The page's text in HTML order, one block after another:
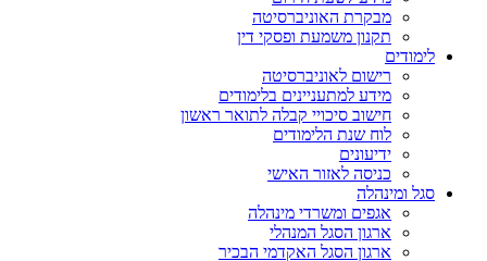
מבקרת האוניברסיטה
תקנון משמעת ופסקי דין
לימודים
רישום לאוניברסיטה
מידע למתעניינים בלימודים
חישוב סיכויי קבלה לתואר ראשון
לוח שנת הלימודים
ידיעונים
כניסה לאזור האישי
סגל ומינהלה
אגפים ומשרדי מינהלה
ארגון הסגל המנהלי
ארגון הסגל האקדמי הבכיר